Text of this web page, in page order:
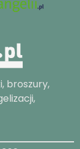
broszury,